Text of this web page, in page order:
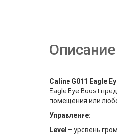
Описание
Caline G011 Eagle
Eagle Eye Boost
помещения или
Управление:
Level – уровень